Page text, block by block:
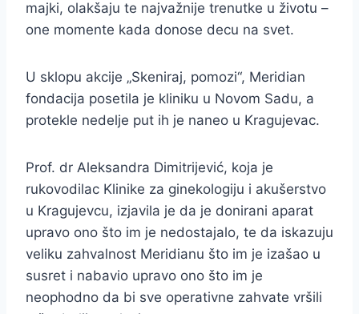
majki, olakšaju te najvažnije trenutke u životu –
one momente kada donose decu na svet.
U sklopu akcije „Skeniraj, pomozi“, Meridian
fondacija posetila je kliniku u Novom Sadu, a
protekle nedelje put ih je naneo u Kragujevac.
Prof. dr Aleksandra Dimitrijević, koja je
rukovodilac Klinike za ginekologiju i akušerstvo
u Kragujevcu, izjavila je da je donirani aparat
upravo ono što im je nedostajalo, te da iskazuju
veliku zahvalnost Meridianu što im je izašao u
susret i nabavio upravo ono što im je
neophodno da bi sve operativne zahvate vršili